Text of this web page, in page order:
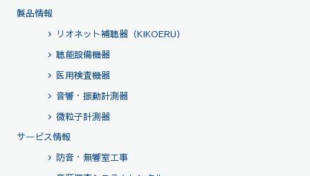
製品情報
リオネット補聴器（KIKOERU）
聴能設備機器
医用検査機器
音響・振動計測器
微粒子計測器
サービス情報
防音・無響室工事